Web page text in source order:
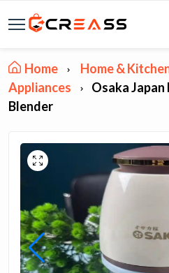
Home Home &
Appliances
Osaka
Blender